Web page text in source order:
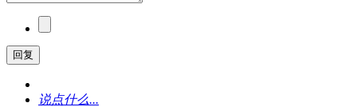
回复
说点什么...